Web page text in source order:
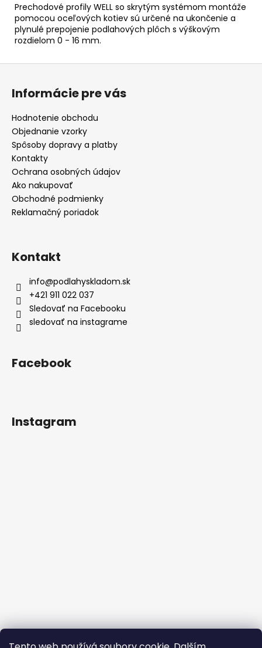
Prechodové profily WELL so skrytým systémom montáže
pomocou oceľových kotiev sú určené na ukončenie a
plynulé prepojenie podlahových plôch s výškovým
rozdielom 0 - 16 mm.
Z
Informácie pre vás
Hodnotenie obchodu
Objednanie vzorky
Spôsoby dopravy a platby
Kontakty
Ochrana osobných údajov
Ako nakupovať
Obchodné podmienky
Reklamačný poriadok
Kontakt
info@podlahyskladom.sk
+421 911 022 037
Sledovať na Facebooku
sledovať na instagrame
Facebook
Instagram
Sledovať na Instagrame